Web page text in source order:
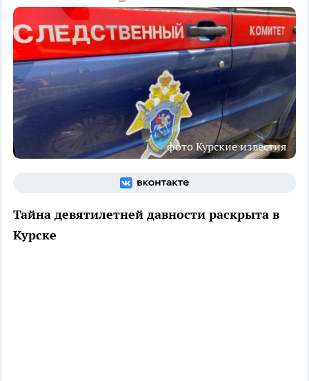
фото Курские известия
Тайна девятилетней давности раскрыта в
Курске